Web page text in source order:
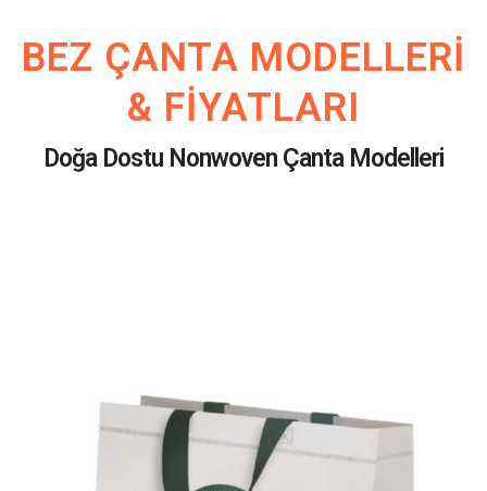
BEZ ÇANTA MODELLERI
& FIYATLARI
Doğa Dostu Nonwoven Çanta Modelleri